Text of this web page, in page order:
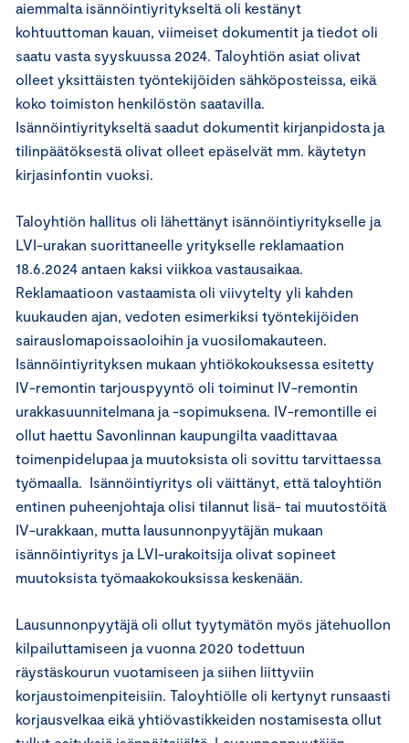
aiemmalta isännöintiyritykseltä oli kestänyt
kohtuuttoman kauan, viimeiset dokumentit ja tiedot oli
saatu vasta syyskuussa 2024. Taloyhtiön asiat olivat
olleet yksittäisten työntekijöiden sähköposteissa, eikä
koko toimiston henkilöstön saatavilla.
Isännöintiyritykseltä saadut dokumentit kirjanpidosta ja
tilinpäätöksestä olivat olleet epäselvät mm. käytetyn
kirjasinfontin vuoksi.
Taloyhtiön hallitus oli lähettänyt isännöintiyritykselle ja
LVI-urakan suorittaneelle yritykselle reklamaation
18.6.2024 antaen kaksi viikkoa vastausaikaa.
Reklamaatioon vastaamista oli viivytelty yli kahden
kuukauden ajan, vedoten esimerkiksi työntekijöiden
sairauslomapoissaoloihin ja vuosilomakauteen.
Isännöintiyrityksen mukaan yhtiökokouksessa esitetty
IV-remontin tarjouspyyntö oli toiminut IV-remontin
urakkasuunnitelmana ja -sopimuksena. IV-remontille ei
ollut haettu Savonlinnan kaupungilta vaadittavaa
toimenpidelupaa ja muutoksista oli sovittu tarvittaessa
työmaalla. Isännöintiyritys oli väittänyt, että taloyhtiön
entinen puheenjohtaja olisi tilannut lisä- tai muutostöitä
IV-urakkaan, mutta lausunnonpyytäjän mukaan
isännöintiyritys ja LVI-urakoitsija olivat sopineet
muutoksista työmaakokouksissa keskenään.
Lausunnonpyytäjä oli ollut tyytymätön myös jätehuollon
kilpailuttamiseen ja vuonna 2020 todettuun
räystäskourun vuotamiseen ja siihen liittyviin
korjaustoimenpiteisiin. Taloyhtiölle oli kertynyt runsaasti
korjausvelkaa eikä yhtiövastikkeiden nostamisesta ollut